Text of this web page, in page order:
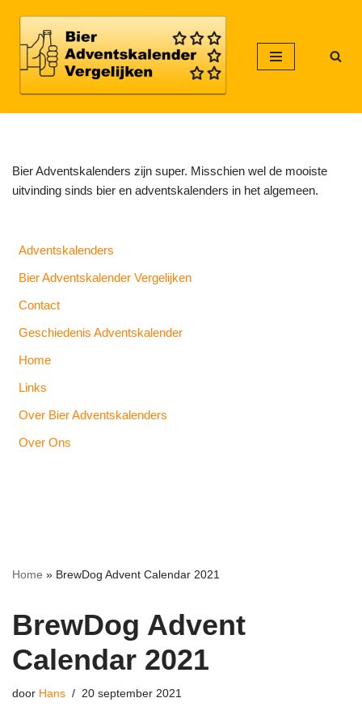
Meteen
naar
Bier Adventskalenders zijn super. Misschien wel de mooiste
uitvinding sinds bier en adventskalenders in het algemeen.
Adventskalenders
Bier Adventskalender Vergelijken
Contact
Geschiedenis Adventskalender
Home
Links
Over Bier Adventskalenders
Over Ons
Home » BrewDog Advent Calendar 2021
BrewDog Advent
Calendar 2021
door Hans 20 september 2021